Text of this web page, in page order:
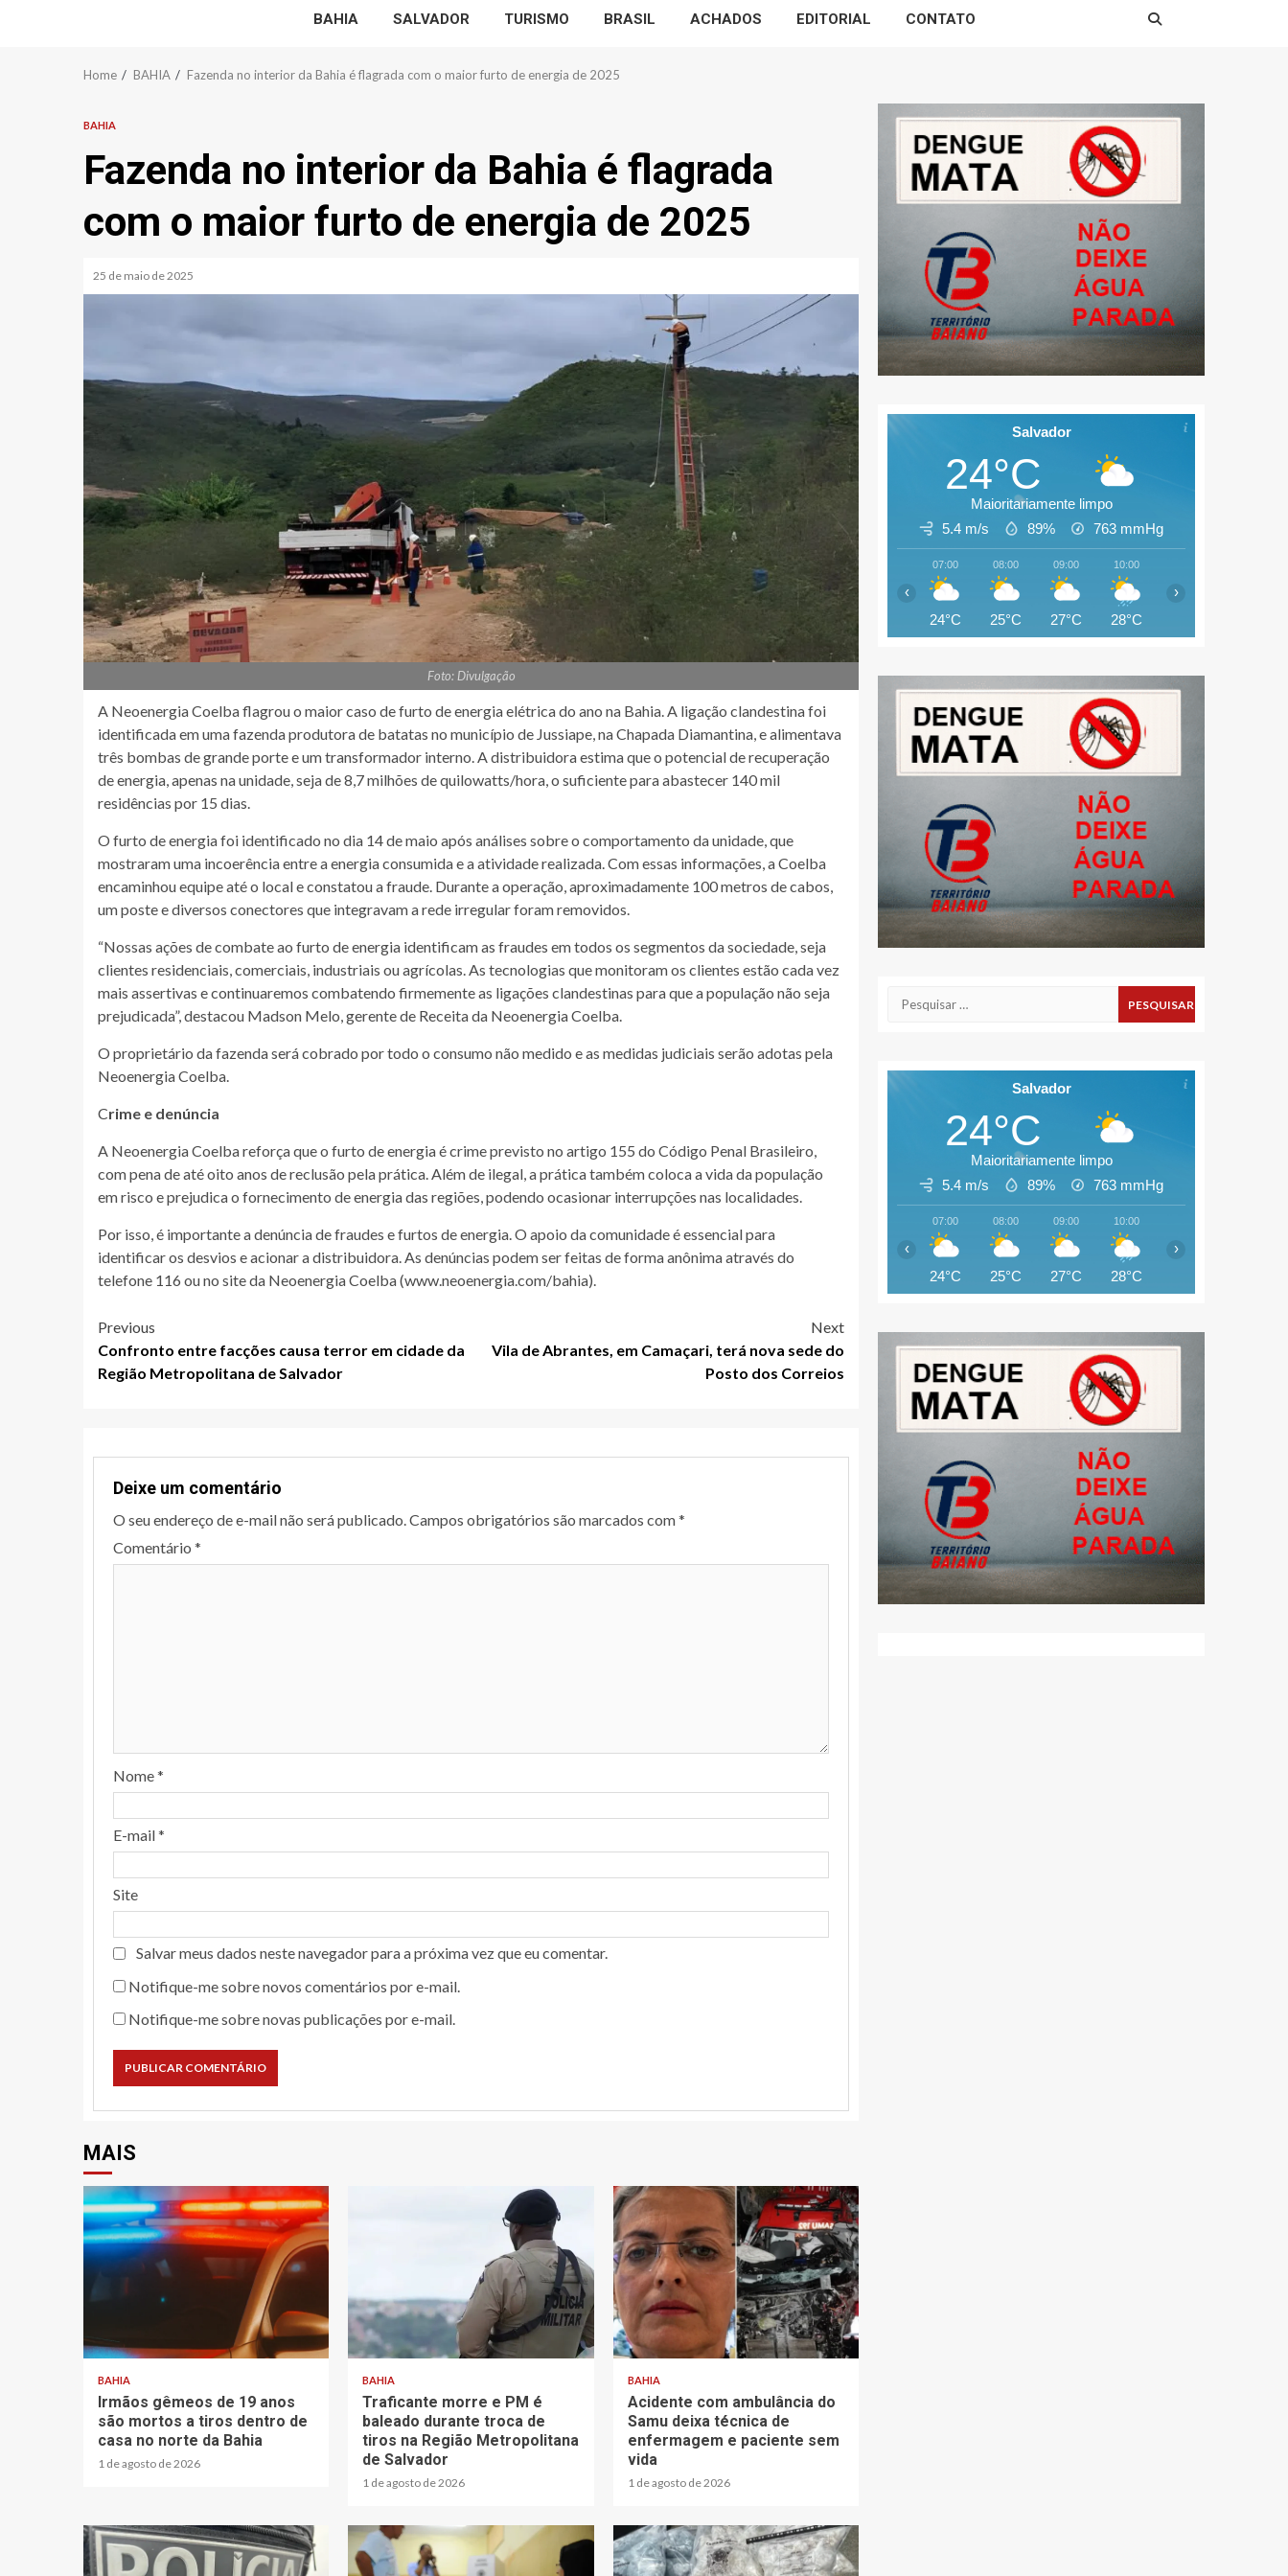
BAHIA SALVADOR TURISMO BRASIL ACHADOS EDITORIAL CONTATO
Home BAHIA Fazenda no interior da Bahia é flagrada com o maior furto de energia de 2025
BAHIA
Fazenda no interior da Bahia é flagrada
com o maior furto de energia de 2025
25 de maio de 2025
Foto: Divulgação
A Neoenergia Coelba flagrou o maior caso de furto de energia elétrica do ano na Bahia. A ligação clandestina foi
identificada em uma fazenda produtora de batatas no município de Jussiape, na Chapada Diamantina, e alimentava
três bombas de grande porte e um transformador interno. A distribuidora estima que o potencial de recuperação
de energia, apenas na unidade, seja de 8,7 milhões de quilowatts/hora, o suficiente para abastecer 140 mil
residências por 15 dias.
O furto de energia foi identificado no dia 14 de maio após análises sobre o comportamento da unidade, que
mostraram uma incoerência entre a energia consumida e a atividade realizada. Com essas informações, a Coelba
encaminhou equipe até o local e constatou a fraude. Durante a operação, aproximadamente 100 metros de cabos,
um poste e diversos conectores que integravam a rede irregular foram removidos.
“Nossas ações de combate ao furto de energia identificam as fraudes em todos os segmentos da sociedade, seja
clientes residenciais, comerciais, industriais ou agrícolas. As tecnologias que monitoram os clientes estão cada vez
mais assertivas e continuaremos combatendo firmemente as ligações clandestinas para que a população não seja
prejudicada”, destacou Madson Melo, gerente de Receita da Neoenergia Coelba.
O proprietário da fazenda será cobrado por todo o consumo não medido e as medidas judiciais serão adotas pela
Neoenergia Coelba.
Crime e denúncia
A Neoenergia Coelba reforça que o furto de energia é crime previsto no artigo 155 do Código Penal Brasileiro,
com pena de até oito anos de reclusão pela prática. Além de ilegal, a prática também coloca a vida da população
em risco e prejudica o fornecimento de energia das regiões, podendo ocasionar interrupções nas localidades.
Por isso, é importante a denúncia de fraudes e furtos de energia. O apoio da comunidade é essencial para
identificar os desvios e acionar a distribuidora. As denúncias podem ser feitas de forma anônima através do
telefone 116 ou no site da Neoenergia Coelba (www.neoenergia.com/bahia).
Post
navigation
Previous
Confronto entre facções causa terror em cidade da
Região Metropolitana de Salvador
Next
Vila de Abrantes, em Camaçari, terá nova sede do
Posto dos Correios
Deixe um comentário
O seu endereço de e-mail não será publicado.Campos obrigatórios são marcados com*
Comentário *
Nome*
E-mail*
Site
Salvar meus dados neste navegador para a próxima vez que eu comentar.
Notifique-me sobre novos comentários por e-mail.
Notifique-me sobre novas publicações por e-mail.
MAIS
BAHIA
Irmãos gêmeos de 19 anos
são mortos a tiros dentro de
casa no norte da Bahia
1 de agosto de 2026
BAHIA
Traficante morre e PM é
baleado durante troca de
tiros na Região Metropolitana
de Salvador
1 de agosto de 2026
BAHIA
Acidente com ambulância do
Samu deixa técnica de
enfermagem e paciente sem
vida
1 de agosto de 2026
Salvador
24°C
Maioritariamente limpo
5.4 m/s
89% 763 mmHg
07:00
24°C
08:00
25°C
09:00
27°C
10:00
28°C
‹ ›
Pesquisar
Salvador
24°C
Maioritariamente limpo
5.4 m/s
89% 763 mmHg
07:00
24°C
08:00
25°C
09:00
27°C
10:00
28°C
‹ ›